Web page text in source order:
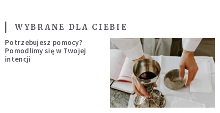
WYBRANE DLA CIEBIE
Potrzebujesz pomocy?
Pomodlimy się w Twojej
intencji